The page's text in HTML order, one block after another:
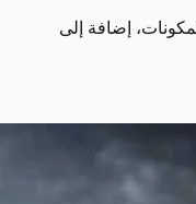
إضافة إلى